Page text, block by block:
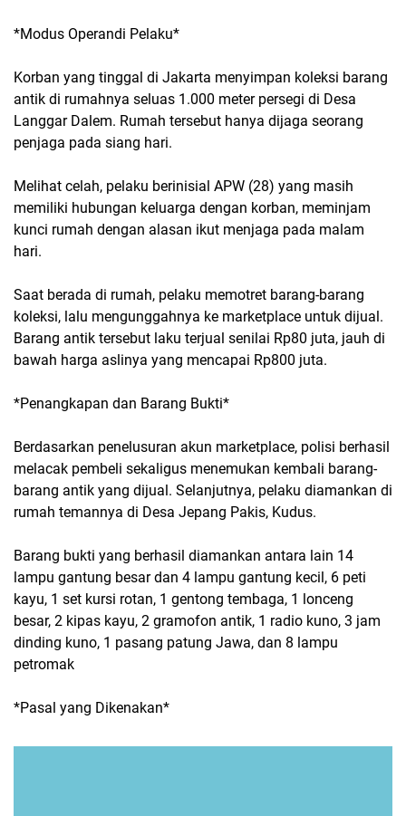
*Modus Operandi Pelaku*
Korban yang tinggal di Jakarta menyimpan koleksi barang
antik di rumahnya seluas 1.000 meter persegi di Desa
Langgar Dalem. Rumah tersebut hanya dijaga seorang
penjaga pada siang hari.
Melihat celah, pelaku berinisial APW (28) yang masih
memiliki hubungan keluarga dengan korban, meminjam
kunci rumah dengan alasan ikut menjaga pada malam
hari.
Saat berada di rumah, pelaku memotret barang-barang
koleksi, lalu mengunggahnya ke marketplace untuk dijual.
Barang antik tersebut laku terjual senilai Rp80 juta, jauh di
bawah harga aslinya yang mencapai Rp800 juta.
*Penangkapan dan Barang Bukti*
Berdasarkan penelusuran akun marketplace, polisi berhasil
melacak pembeli sekaligus menemukan kembali barang-
barang antik yang dijual. Selanjutnya, pelaku diamankan di
rumah temannya di Desa Jepang Pakis, Kudus.
Barang bukti yang berhasil diamankan antara lain 14
lampu gantung besar dan 4 lampu gantung kecil, 6 peti
kayu, 1 set kursi rotan, 1 gentong tembaga, 1 lonceng
besar, 2 kipas kayu, 2 gramofon antik, 1 radio kuno, 3 jam
dinding kuno, 1 pasang patung Jawa, dan 8 lampu
petromak
*Pasal yang Dikenakan*